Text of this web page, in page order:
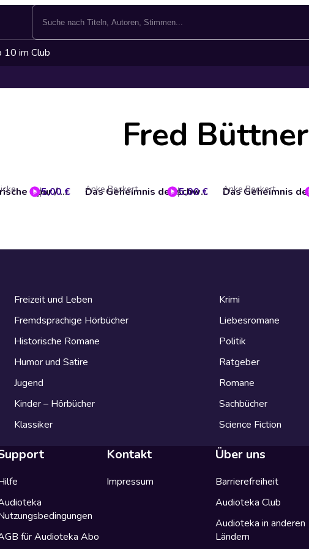
10 im Club
Fred Büttner
Die verräterische Spur / Die Wilddiebe (Tommy und seine Freunde 5)
5,00 € Das Geheimnis der schwarzen Karo Vier (Tommy und seine Freunde 10)
Anke Beckert 5,00 € Anke Beckert
Freizeit und Leben
Fremdsprachige Hörbücher
Historische Romane
Humor und Satire
Jugend
Kinder – Hörbücher
Klassiker
Krimi
Liebesromane
Politik
Ratgeber
Romane
Sachbücher
Science Fiction
für Audioteka Abo
Kontakt
Impressum
Über uns
Barrierefreiheit
Audioteka Club
Audioteka in anderen
Ländern